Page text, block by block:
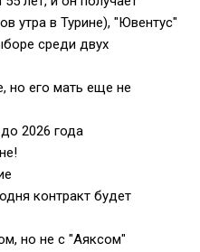
утра в Турине), "Ювентус"
среди двух
но его мать еще не
2026 года
контракт будет
но не с "Аяксом"